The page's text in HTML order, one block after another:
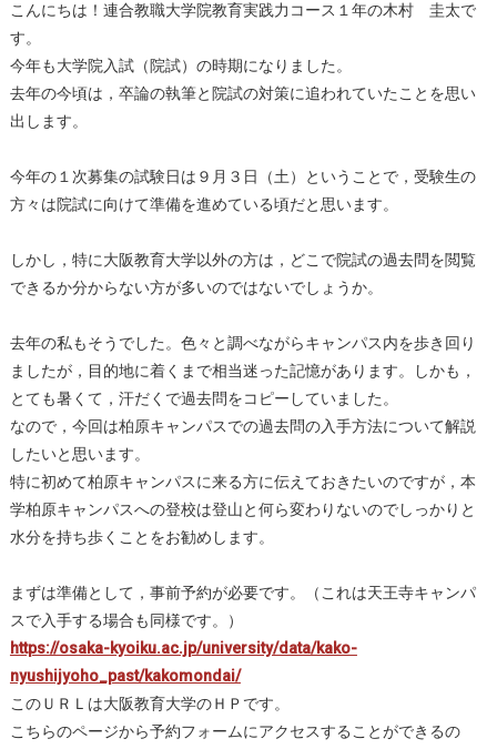
こんにちは！連合教職大学院教育実践力コース１年の木村 圭太で
す。
今年も大学院入試（院試）の時期になりました。
去年の今頃は，卒論の執筆と院試の対策に追われていたことを思い
出します。
今年の１次募集の試験日は９月３日（土）ということで，受験生の
方々は院試に向けて準備を進めている頃だと思います。
しかし，特に大阪教育大学以外の方は，どこで院試の過去問を閲覧
できるか分からない方が多いのではないでしょうか。
去年の私もそうでした。色々と調べながらキャンパス内を歩き回り
ましたが，目的地に着くまで相当迷った記憶があります。しかも，
とても暑くて，汗だくで過去問をコピーしていました。
なので，今回は柏原キャンパスでの過去問の入手方法について解説
したいと思います。
特に初めて柏原キャンパスに来る方に伝えておきたいのですが，本
学柏原キャンパスへの登校は登山と何ら変わりないのでしっかりと
水分を持ち歩くことをお勧めします。
まずは準備として，事前予約が必要です。（これは天王寺キャンパ
スで入手する場合も同様です。）
https://osaka-kyoiku.ac.jp/university/data/kako-
nyushijyoho_past/kakomondai/
このＵＲＬは大阪教育大学のＨＰです。
こちらのページから予約フォームにアクセスすることができるの